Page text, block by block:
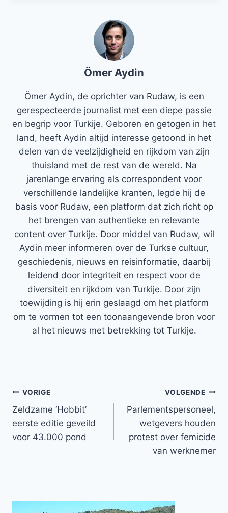
Ömer Aydin
Ömer Aydin, de oprichter van Rudaw, is een
gerespecteerde journalist met een diepe passie
en begrip voor Turkije. Geboren en getogen in het
land, heeft Aydin altijd interesse getoond in het
delen van de veelzijdigheid en rijkdom van zijn
thuisland met de rest van de wereld. Na
jarenlange ervaring als correspondent voor
verschillende landelijke kranten, legde hij de
basis voor Rudaw, een platform dat zich richt op
het brengen van authentieke en relevante
content over Turkije. Door middel van Rudaw, wil
Aydin meer informeren over de Turkse cultuur,
geschiedenis, nieuws en reisinformatie, daarbij
leidend door integriteit en respect voor de
diversiteit en rijkdom van Turkije. Door zijn
toewijding is hij erin geslaagd om het platform
om te vormen tot een toonaangevende bron voor
al het nieuws met betrekking tot Turkije.
Bericht
navigatie
VORIGE
Zeldzame ‘Hobbit’
eerste editie geveild
voor 43.000 pond
VOLGENDE
Parlementspersoneel,
wetgevers houden
protest over femicide
van werknemer